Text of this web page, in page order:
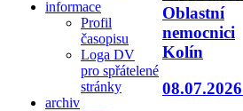
informace
Profil
časopisu
Loga DV
pro spřátelené
stránky
archiv
Oblastní
nemocnici
Kolín